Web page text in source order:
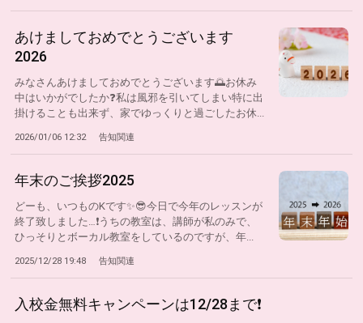
あけましておめでとうございます
2026
みなさんあけましておめでとうございます🌅お休み
中はいかがでしたか❓私は風邪を引いてしまい特に出
掛けることも出来ず、家でゆっくりと過ごしたお休...
2026/01/06 12:32 告知関連
年末のご挨拶2025
どーも、いつものKです✨😎今日で今年のレッスンが
終了致しました…❗うちの教室は、講師が私のみで、
ひっそりとボーカル教室をしているのですが、年...
2025/12/28 19:48 告知関連
入校金無料キャンペーンは12/28まで❗